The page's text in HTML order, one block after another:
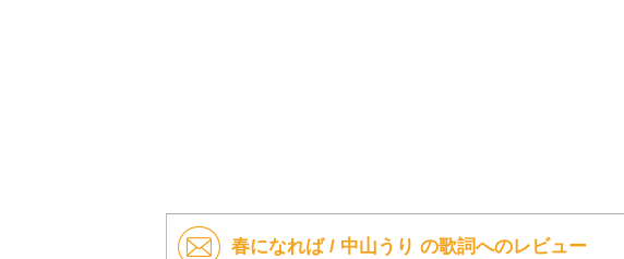
春になれば / 中山うり の歌詞へのレビュー